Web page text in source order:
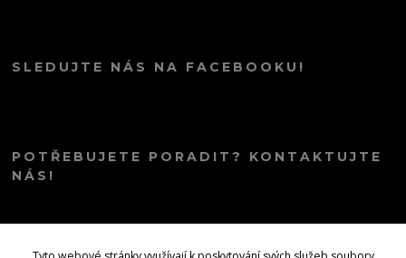
SLEDUJTE NÁS NA FACEBOOKU!
POTŘEBUJETE PORADIT? KONTAKTUJTE
NÁS!